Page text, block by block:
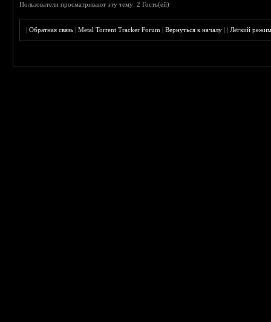
Пользователи просматривают эту тему: 2 Гость(ей)
|Обратная связь |Metal Torrent Tracker Forum |Вернуться к началу ||Лёгкий